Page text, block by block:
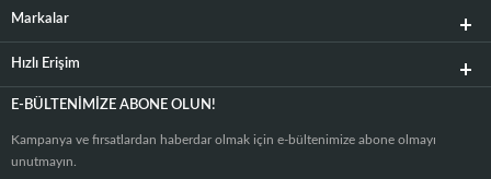
kaliteli
kalabilen modeller akla geliyor. İşte iyi bir drone modeli için video
ve fotoğraf söz konusu olduğunda bu kriterlere dikkat edilmelidir.
Bunlardan ilki tabi görüntü kalitesidir. Günümüzde
modelleribaşta olmak üzere çoğu cihaz 4K 60 fps video çekim
çözünürlüğüne sahiptir. Bunun için video kalitesi için diğer
kalitesi geliyor. Özellikle yüksek irtifalarda çekim yapılırken doğru
bir pozlama elde edilebilmesi için bu çok önemlidir. Yine gece
Markalar
Hızlı Erişim
E-BÜLTENIMIZE ABONE OLUN!
Kampanya ve fırsatlardan haberdar olmak için e-bültenimize abone olmayı
unutmayın.